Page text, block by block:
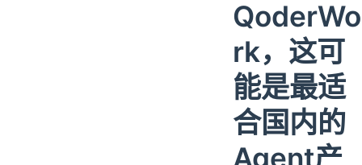
QoderWo
rk，这可
能是最适
合国内的